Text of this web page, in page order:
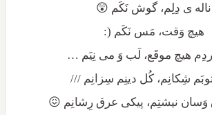
ناله ی دِلِم، گوش نَکَم 😲
هیچ وَقت، مَس نَکَم (:
هیچ موقَع، لَب وَ می نِیَم …
شِکانِم، کُل دینِم سِزانِم ///
وَسان نیشتِم، پیکی عرق رِشانِم 😖